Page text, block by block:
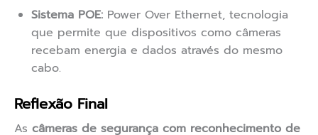
Sistema POE: Power Over Ethernet, tecnologia
que permite que dispositivos como câmeras
recebam energia e dados através do mesmo
cabo.
Reflexão Final
As câmeras de segurança com reconhecimento de